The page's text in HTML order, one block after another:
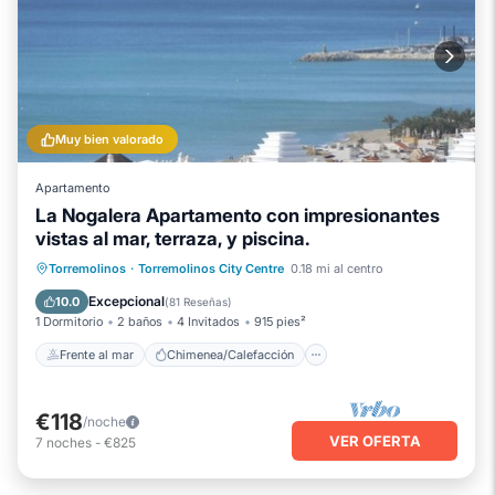
Muy bien valorado
Apartamento
La Nogalera Apartamento con impresionantes
vistas al mar, terraza, y piscina.
Torremolinos · Torremolinos City Centre 0.18 mi al centro
10.0 Excepcional(81 Reseñas)
1 Dormitorio 2 baños 4 Invitados 915 pies²
Frente al mar Chimenea/Calefacción
Frente al mar
Chimenea/Calefacción
Piscina
Vista al mar
€118/noche
7 noches - €825 VER OFERTA